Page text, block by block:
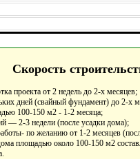
Скорость
проекта от 2 недель до 2-х месяцев;
дней (свайный фундамент) до 2-х
100-150 м2 - 1-2 месяца;
— 2-3 недели (после усадки дома);
по желанию от 1-2 месяцев
площадью около 100-150 м2